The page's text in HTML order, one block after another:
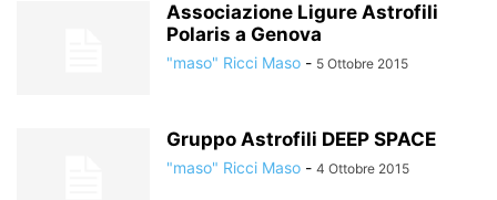
Associazione Ligure Astrofili
Polaris a Genova
"maso" Ricci Maso - 5 Ottobre 2015
Gruppo Astrofili DEEP SPACE
"maso" Ricci Maso - 4 Ottobre 2015